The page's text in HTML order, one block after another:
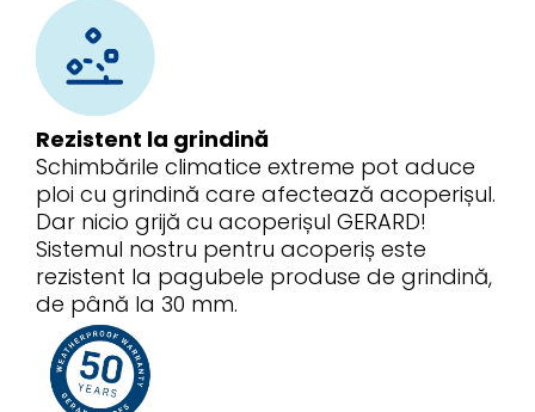
Rezistent la grindină
Schimbările climatice extreme pot aduce
ploi cu grindină care afectează acoperișul.
Dar nicio grijă cu acoperișul GERARD!
Sistemul nostru pentru acoperiș este
rezistent la pagubele produse de grindină,
de până la 30 mm.